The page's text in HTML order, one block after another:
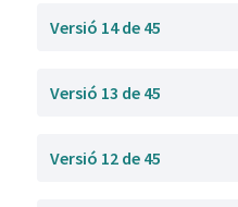
Versió 14 de 45
Versió 13 de 45
Versió 12 de 45